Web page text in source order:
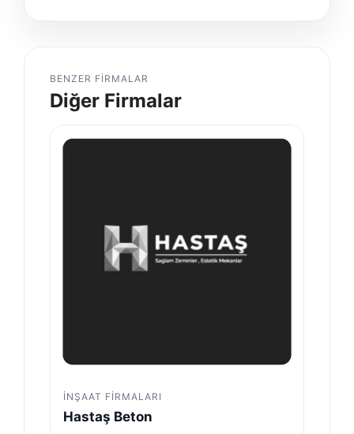
BENZER FIRMALAR
Diğer Firmalar
İNŞAAT FIRMALARI
Hastaş Beton